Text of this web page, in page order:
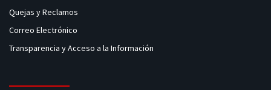
Quejas y Reclamos
Correo Electrónico
Transparencia y Acceso a la Información